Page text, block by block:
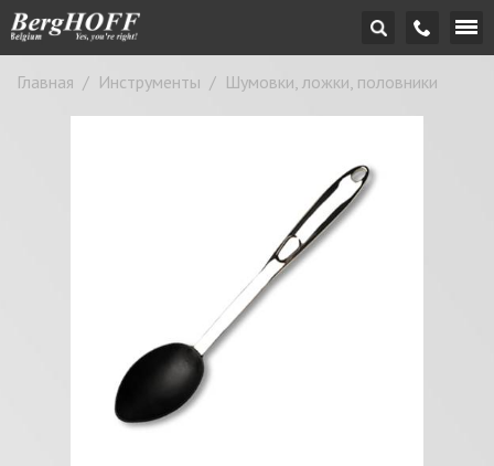
Главная / Инструменты / Шумовки, ложки, половники